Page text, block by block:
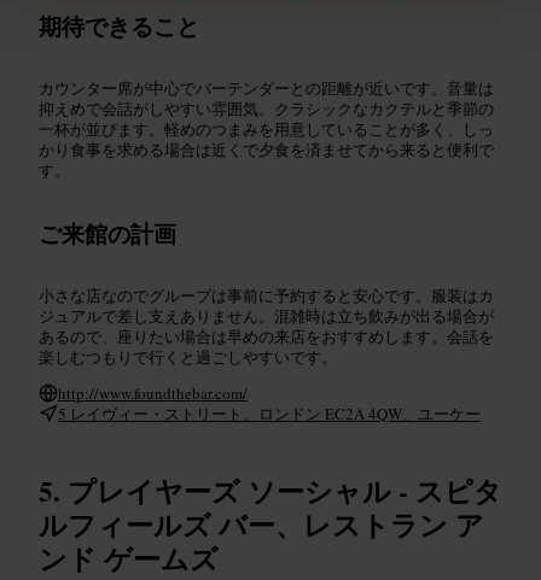
期待できること
カウンター席が中心でバーテンダーとの距離が近いです。音量は
抑えめで会話がしやすい雰囲気。クラシックなカクテルと季節の
一杯が並びます。軽めのつまみを用意していることが多く、しっ
かり食事を求める場合は近くで夕食を済ませてから来ると便利で
す。
ご来館の計画
小さな店なのでグループは事前に予約すると安心です。服装はカ
ジュアルで差し支えありません。混雑時は立ち飲みが出る場合が
あるので、座りたい場合は早めの来店をおすすめします。会話を
楽しむつもりで行くと過ごしやすいです。
http://www.foundthebar.com/
5 レイヴィー・ストリート、ロンドン EC2A 4QW、ユーケー
プレイヤーズ ソーシャル - スピタ
ルフィールズ バー、レストラン ア
ンド ゲームズ